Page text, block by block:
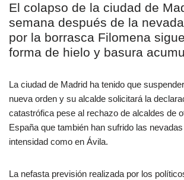
El colapso de la ciudad de
semana después de la
por la borrasca Filomena
forma de hielo y basura
La ciudad de Madrid ha tenido que
nueva orden y su alcalde solicitará la
catastrófica pese al rechazo de alcaldes de
España que también han sufrido las
intensidad como en Ávila.
La nefasta previsión realizada por los